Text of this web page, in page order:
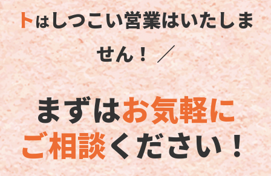
トはしつこい営業はいたしま
せん！ ／
まずはお気軽に
ご相談ください！